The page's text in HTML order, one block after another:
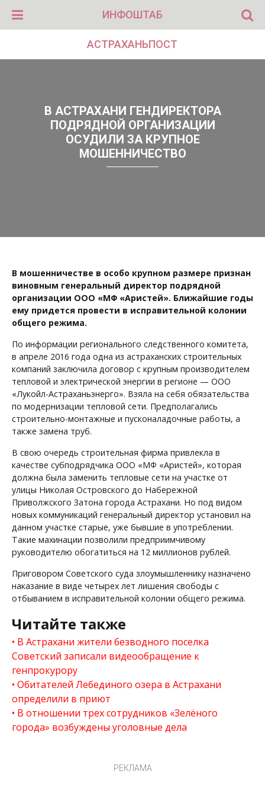
ИНФОШТАБ
АСТРАХАНЬПОСТ
В АСТРАХАНИ ГЕНДИРЕКТОРА
ПОДРЯДНОЙ ОРГАНИЗАЦИИ
ОСУДИЛИ ЗА КРУПНОЕ
МОШЕННИЧЕСТВО
В мошенничестве в особо крупном размере признан
виновным генеральный директор подрядной
организации ООО «МФ «Аристей». Ближайшие годы
ему придется провести в исправительной колонии
общего режима.
По информации регионального следственного комитета,
в апреле 2016 года одна из астраханских строительных
компаний заключила договор с крупным производителем
тепловой и электрической энергии в регионе — ООО
«Лукойл-Астраханьэнерго». Взяла на себя обязательства
по модернизации тепловой сети. Предполагались
строительно-монтажные и пусконаладочные работы, а
также замена труб.
В свою очередь строительная фирма привлекла в
качестве субподрядчика ООО «МФ «Аристей», которая
должна была заменить тепловые сети на участке от
улицы Николая Островского до Набережной
Приволжского Затона города Астрахани. Но под видом
новых коммуникаций генеральный директор установил на
данном участке старые, уже бывшие в употреблении.
Такие махинации позволили предприимчивому
руководителю обогатиться на 12 миллионов рублей.
Приговором Советского суда злоумышленнику назначено
наказание в виде четырех лет лишения свободы с
отбыванием в исправительной колонии общего режима.
Читайте также
В Астрахани жители безводного поселка
Советский записали видеообращение к
генпрокурору
Обитателей Лебединого озера в Астрахани
определили в приют
В отношении трех сотрудников «Зелёного
города» возбуждены уголовные дела
РЕКЛАМА